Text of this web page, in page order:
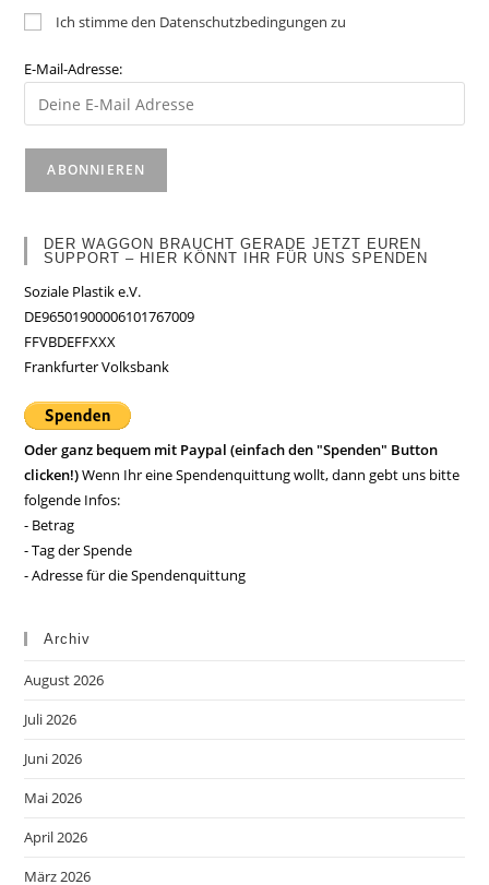
Ich stimme den Datenschutzbedingungen zu
E-Mail-Adresse:
DER WAGGON BRAUCHT GERADE JETZT EUREN
SUPPORT – HIER KÖNNT IHR FÜR UNS SPENDEN
Soziale Plastik e.V.
DE96501900006101767009
FFVBDEFFXXX
Frankfurter Volksbank
Oder ganz bequem mit Paypal (einfach den "Spenden" Button
clicken!)Wenn Ihr eine Spendenquittung wollt, dann gebt uns bitte
folgende Infos:
- Betrag
- Tag der Spende
- Adresse für die Spendenquittung
Archiv
August 2026
Juli 2026
Juni 2026
Mai 2026
April 2026
März 2026